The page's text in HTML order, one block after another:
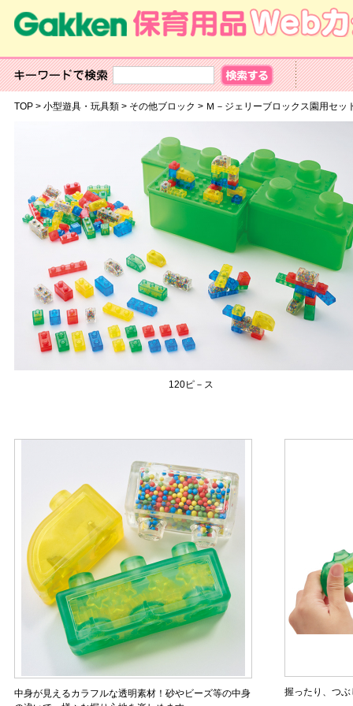
TOP> 小型遊具・玩具類> その他ブロック > Ｍ－ジェリーブロックス園用セッ
120ピ－ス
中身が見えるカラフルな透明素材！砂やビーズ等の中身
握ったり、つ